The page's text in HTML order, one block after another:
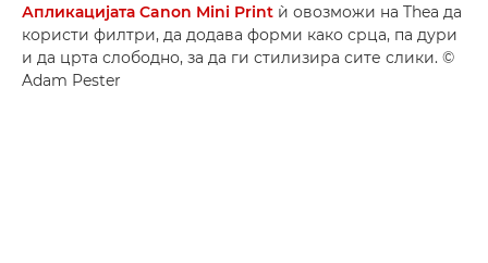
Апликацијата Canon Mini Print ѝ овозможи на Thea да
користи филтри, да додава форми како срца, па дури
и да црта слободно, за да ги стилизира сите слики. ©
Adam Pester